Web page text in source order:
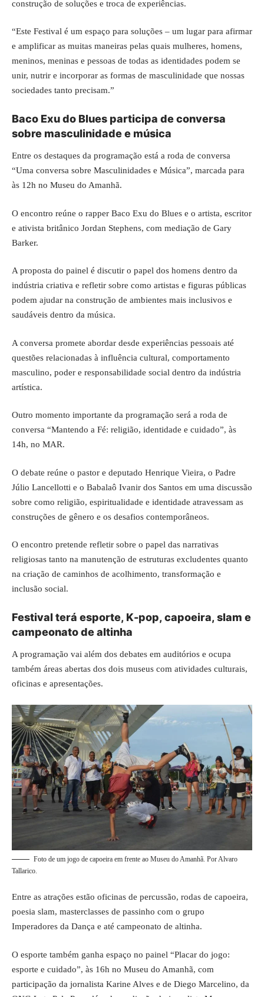
construção de soluções e troca de experiências.
“Este Festival é um espaço para soluções – um lugar para afirmar
e amplificar as muitas maneiras pelas quais mulheres, homens,
meninos, meninas e pessoas de todas as identidades podem se
unir, nutrir e incorporar as formas de masculinidade que nossas
sociedades tanto precisam.”
Baco Exu do Blues participa de conversa
sobre masculinidade e música
Entre os destaques da programação está a roda de conversa
“Uma conversa sobre Masculinidades e Música”, marcada para
às 12h no Museu do Amanhã.
O encontro reúne o rapper Baco Exu do Blues e o artista, escritor
e ativista britânico Jordan Stephens, com mediação de Gary
Barker.
A proposta do painel é discutir o papel dos homens dentro da
indústria criativa e refletir sobre como artistas e figuras públicas
podem ajudar na construção de ambientes mais inclusivos e
saudáveis dentro da música.
A conversa promete abordar desde experiências pessoais até
questões relacionadas à influência cultural, comportamento
masculino, poder e responsabilidade social dentro da indústria
artística.
Outro momento importante da programação será a roda de
conversa “Mantendo a Fé: religião, identidade e cuidado”, às
14h, no MAR.
O debate reúne o pastor e deputado Henrique Vieira, o Padre
Júlio Lancellotti e o Babalaô Ivanir dos Santos em uma discussão
sobre como religião, espiritualidade e identidade atravessam as
construções de gênero e os desafios contemporâneos.
O encontro pretende refletir sobre o papel das narrativas
religiosas tanto na manutenção de estruturas excludentes quanto
na criação de caminhos de acolhimento, transformação e
inclusão social.
Festival terá esporte, K-pop, capoeira, slam e
campeonato de altinha
A programação vai além dos debates em auditórios e ocupa
também áreas abertas dos dois museus com atividades culturais,
oficinas e apresentações.
Foto de um jogo de capoeira em frente ao Museu do Amanhã. Por Alvaro
Tallarico.
Entre as atrações estão oficinas de percussão, rodas de capoeira,
poesia slam, masterclasses de passinho com o grupo
Imperadores da Dança e até campeonato de altinha.
O esporte também ganha espaço no painel “Placar do jogo:
esporte e cuidado”, às 16h no Museu do Amanhã, com
participação da jornalista Karine Alves e de Diego Marcelino, da